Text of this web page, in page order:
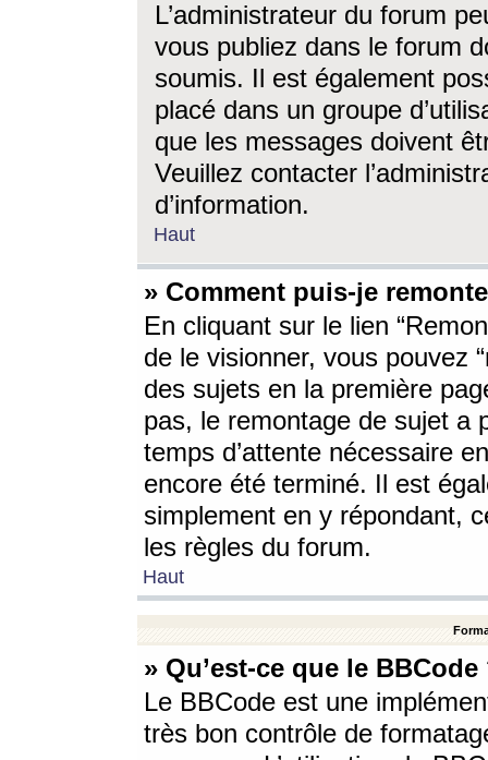
L’administrateur du forum
vous publiez dans le forum
soumis. Il est également
placé dans un groupe
que les messages doivent
Veuillez contacter
d’information.
Haut
» Comment puis-je
En cliquant sur le lien
de le visionner, vous pouvez
des sujets en la première
pas, le remontage de sujet a
temps d’attente nécessaire
encore été terminé. Il est
simplement en y répondant,
les règles du forum.
Haut
» Qu’est-ce que le BBCode
Le BBCode est une
très bon contrôle de